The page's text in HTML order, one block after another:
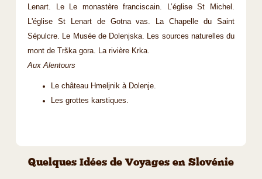
Lenart. Le Le monastère franciscain. L’église St Michel.
L'église St Lenart de Gotna vas. La Chapelle du Saint
Sépulcre. Le Musée de Dolenjska. Les sources naturelles du
mont de Trška gora. La rivière Krka.
Aux Alentours
Le château Hmeljnik à Dolenje.
Les grottes karstiques.
Quelques Idées de Voyages en Slovénie